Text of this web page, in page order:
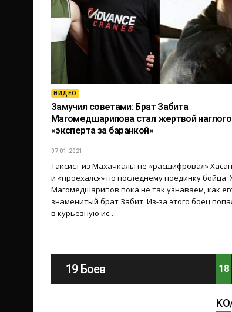
ВИДЕО
Замучил советами: Брат Забита
Магомедшарипова стал жертвой наглого
«эксперта за баранкой»
07.01.2021
Таксист из Махачкалы не «расшифровал»
и «проехался» по последнему поединку бойца.
Магомедшарипов пока не так узнаваем, как
знаменитый брат Забит. Из-за этого боец
в курьёзную ис…
19 Боев 18